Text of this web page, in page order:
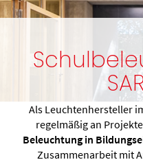
Als Leuchtenhersteller
regelmäßig an
Beleuchtung in
Zusammenarbeit mit